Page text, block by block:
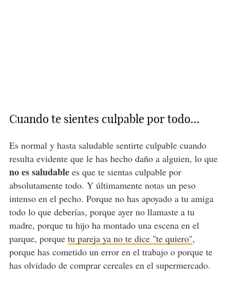
Cuando te sientes culpable por todo...
Es normal y hasta saludable sentirte culpable cuando
resulta evidente que le has hecho daño a alguien, lo que
no es saludablees que te sientas culpable por
absolutamente todo. Y últimamente notas un peso
intenso en el pecho. Porque no has apoyado a tu amiga
todo lo que deberías, porque ayer no llamaste a tu
madre, porque tu hijo ha montado una escena en el
parque, porque tu pareja ya no te dice "te quiero",
porque has cometido un error en el trabajo o porque te
has olvidado de comprar cereales en el supermercado.